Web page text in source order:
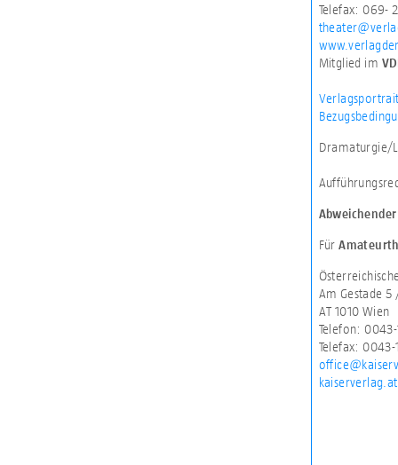
Telefax: 069-
Mitglied im
Dramaturgie/
Für
Am Gestade 5
AT 1010 Wien
Telefon:
Telefax:
kaiserverlag.at